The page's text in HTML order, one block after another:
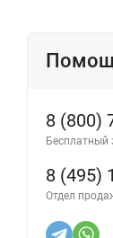
8 (800)
Бесплатный
8 (495)
Отдел